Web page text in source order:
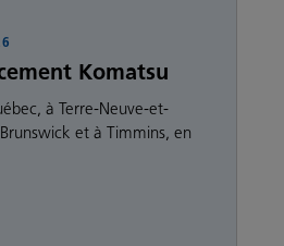
Komatsu
à Terre-Neuve-et-
et à Timmins, en